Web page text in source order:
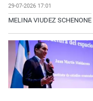
29-07-2026 17:01
MELINA VIUDEZ SCHENONE